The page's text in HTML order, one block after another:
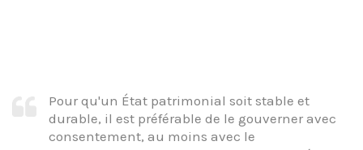
Pour qu'un État patrimonial soit stable et
durable, il est préférable de le gouverner avec
consentement, au moins avec le